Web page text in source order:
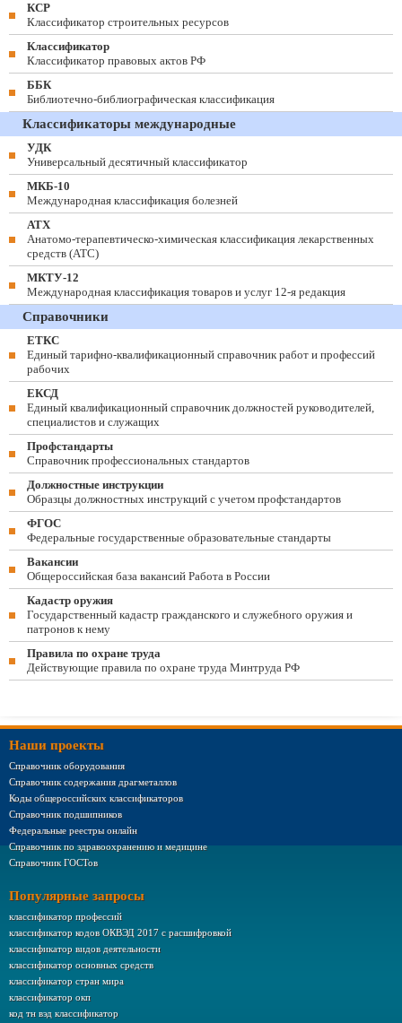
КСР
Классификатор строительных ресурсов
Классификатор
Классификатор правовых актов РФ
ББК
Библиотечно-библиографическая классификация
Классификаторы международные
УДК
Универсальный десятичный классификатор
МКБ-10
Международная классификация болезней
АТХ
Анатомо-терапевтическо-химическая классификация лекарственных
средств (ATC)
МКТУ-12
Международная классификация товаров и услуг 12-я редакция
Справочники
ЕТКС
Единый тарифно-квалификационный справочник работ и профессий
рабочих
ЕКСД
Единый квалификационный справочник должностей руководителей,
специалистов и служащих
Профстандарты
Справочник профессиональных стандартов
Должностные инструкции
Образцы должностных инструкций с учетом профстандартов
ФГОС
Федеральные государственные образовательные стандарты
Вакансии
Общероссийская база вакансий Работа в России
Кадастр оружия
Государственный кадастр гражданского и служебного оружия и
патронов к нему
Правила по охране труда
Действующие правила по охране труда Минтруда РФ
Наши проекты
Справочник оборудования
Справочник содержания драгметаллов
Коды общероссийских классификаторов
Справочник подшипников
Федеральные реестры онлайн
Справочник по здравоохранению и медицине
Справочник ГОСТов
Популярные запросы
классификатор профессий
классификатор кодов ОКВЭД 2017 с расшифровкой
классификатор видов деятельности
классификатор основных средств
классификатор стран мира
классификатор окп
код тн вэд классификатор